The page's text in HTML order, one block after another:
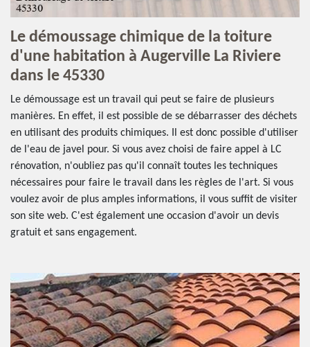
Le démoussage chimique de la toiture
d'une habitation à Augerville La Riviere
dans le 45330
Le démoussage est un travail qui peut se faire de plusieurs
manières. En effet, il est possible de se débarrasser des déchets
en utilisant des produits chimiques. Il est donc possible d'utiliser
de l'eau de javel pour. Si vous avez choisi de faire appel à LC
rénovation, n'oubliez pas qu'il connaît toutes les techniques
nécessaires pour faire le travail dans les règles de l'art. Si vous
voulez avoir de plus amples informations, il vous suffit de visiter
son site web. C'est également une occasion d'avoir un devis
gratuit et sans engagement.